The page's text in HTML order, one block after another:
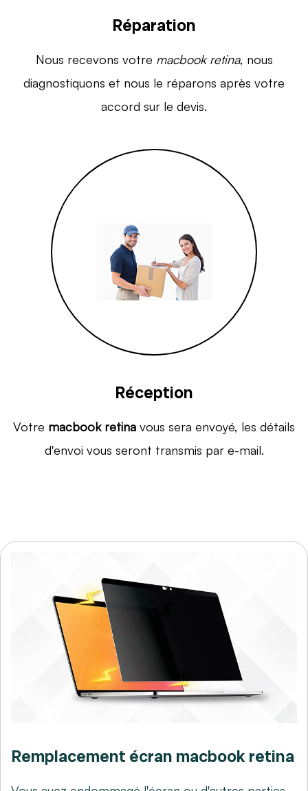
Réparation
Nous recevons votre macbook retina, nous
diagnostiquons et nous le réparons après votre
accord sur le devis.
Réception
Votre macbook retina vous sera envoyé, les détails
d'envoi vous seront transmis par e-mail.
Remplacement écran macbook retina